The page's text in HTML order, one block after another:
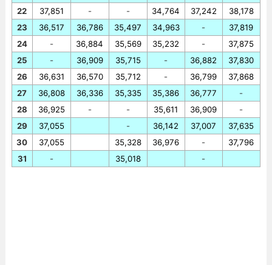
22
23
24
25
26
27
28
29
30
31
37,851
36,517
-
-
36,631
36,808
36,925
37,055
37,055
-
-
36,786
36,884
36,909
36,570
36,336
-
-
35,497
35,569
35,715
35,712
35,335
-
-
35,328
35,018
34,764
34,963
35,232
-
-
35,386
35,611
36,142
36,976
37,242
-
-
36,882
36,799
36,777
36,909
37,007
-
-
38,178
37,819
37,875
37,830
37,868
-
-
37,635
37,796